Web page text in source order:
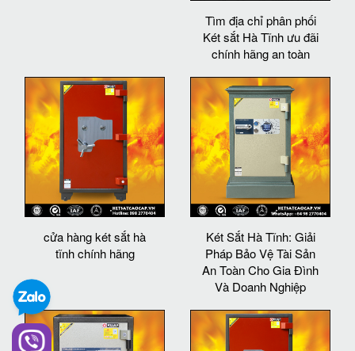
Tìm địa chỉ phân phối
Két sắt Hà Tĩnh ưu đãi
chính hãng an toàn
cửa hàng két sắt hà
tĩnh chính hãng
Két Sắt Hà Tĩnh: Giải
Pháp Bảo Vệ Tài Sản
An Toàn Cho Gia Đình
Và Doanh Nghiệp